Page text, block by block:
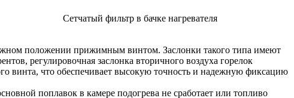
Сетчатый фильтр в бачке нагревателя
положении прижимным винтом. Заслонки такого типа имеют
регулировочная заслонка вторичного воздуха горелок
винта, что обеспечивает высокую точность и надежную фиксацию
поплавок в камере подогрева не сработает или топливо